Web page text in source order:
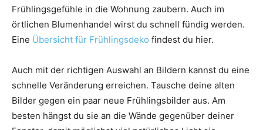
Frühlingsgefühle in die Wohnung zaubern. Auch im
örtlichen Blumenhandel wirst du schnell fündig werden.
Eine Übersicht für Frühlingsdeko findest du hier.
Auch mit der richtigen Auswahl an Bildern kannst du eine
schnelle Veränderung erreichen. Tausche deine alten
Bilder gegen ein paar neue Frühlingsbilder aus. Am
besten hängst du sie an die Wände gegenüber deiner